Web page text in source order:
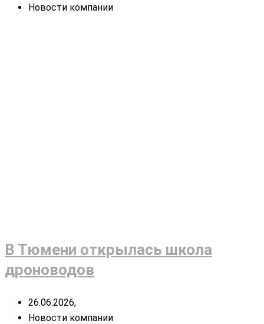
Новости компании
В Тюмени открылась школа
дроноводов
26.06.2026,
Новости компании